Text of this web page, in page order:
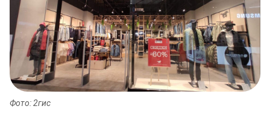
Фото: 2гис